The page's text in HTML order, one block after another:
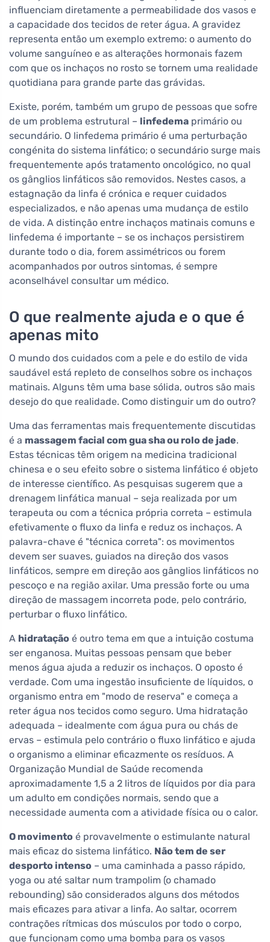
influenciam diretamente a permeabilidade dos vasos e
a capacidade dos tecidos de reter água. A gravidez
representa então um exemplo extremo: o aumento do
volume sanguíneo e as alterações hormonais fazem
com que os inchaços no rosto se tornem uma realidade
quotidiana para grande parte das grávidas.
Existe, porém, também um grupo de pessoas que sofre
de um problema estrutural – linfedema primário ou
secundário. O linfedema primário é uma perturbação
congénita do sistema linfático; o secundário surge mais
frequentemente após tratamento oncológico, no qual
os gânglios linfáticos são removidos. Nestes casos, a
estagnação da linfa é crónica e requer cuidados
especializados, e não apenas uma mudança de estilo
de vida. A distinção entre inchaços matinais comuns e
linfedema é importante – se os inchaços persistirem
durante todo o dia, forem assimétricos ou forem
acompanhados por outros sintomas, é sempre
aconselhável consultar um médico.
O que realmente ajuda e o que é
apenas mito
O mundo dos cuidados com a pele e do estilo de vida
saudável está repleto de conselhos sobre os inchaços
matinais. Alguns têm uma base sólida, outros são mais
desejo do que realidade. Como distinguir um do outro?
Uma das ferramentas mais frequentemente discutidas
é a massagem facial com gua sha ou rolo de jade.
Estas técnicas têm origem na medicina tradicional
chinesa e o seu efeito sobre o sistema linfático é objeto
de interesse científico. As pesquisas sugerem que a
drenagem linfática manual – seja realizada por um
terapeuta ou com a técnica própria correta – estimula
efetivamente o fluxo da linfa e reduz os inchaços. A
palavra-chave é "técnica correta": os movimentos
devem ser suaves, guiados na direção dos vasos
linfáticos, sempre em direção aos gânglios linfáticos no
pescoço e na região axilar. Uma pressão forte ou uma
direção de massagem incorreta pode, pelo contrário,
perturbar o fluxo linfático.
A hidratação é outro tema em que a intuição costuma
ser enganosa. Muitas pessoas pensam que beber
menos água ajuda a reduzir os inchaços. O oposto é
verdade. Com uma ingestão insuficiente de líquidos, o
organismo entra em "modo de reserva" e começa a
reter água nos tecidos como seguro. Uma hidratação
adequada – idealmente com água pura ou chás de
ervas – estimula pelo contrário o fluxo linfático e ajuda
o organismo a eliminar eficazmente os resíduos. A
Organização Mundial de Saúde recomenda
aproximadamente 1,5 a 2 litros de líquidos por dia para
um adulto em condições normais, sendo que a
necessidade aumenta com a atividade física ou o calor.
O movimento é provavelmente o estimulante natural
mais eficaz do sistema linfático. Não tem de ser
desporto intenso – uma caminhada a passo rápido,
yoga ou até saltar num trampolim (o chamado
rebounding) são considerados alguns dos métodos
mais eficazes para ativar a linfa. Ao saltar, ocorrem
contrações rítmicas dos músculos por todo o corpo,
que funcionam como uma bomba para os vasos